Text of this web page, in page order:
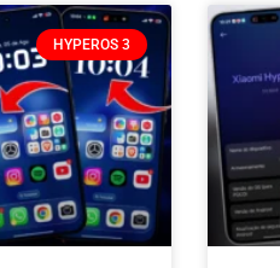
HYPEROS 3